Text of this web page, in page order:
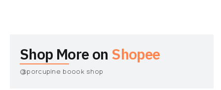
Shop More on Shopee
@porcupine boook shop